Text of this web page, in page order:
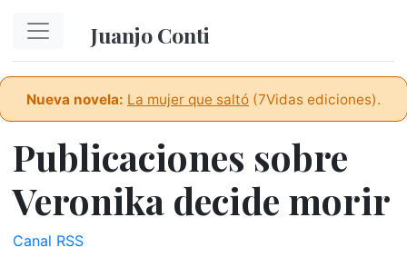
Juanjo Conti
Nueva novela: La mujer que saltó (7Vidas ediciones).
Publicaciones sobre
Veronika decide morir
Canal RSS